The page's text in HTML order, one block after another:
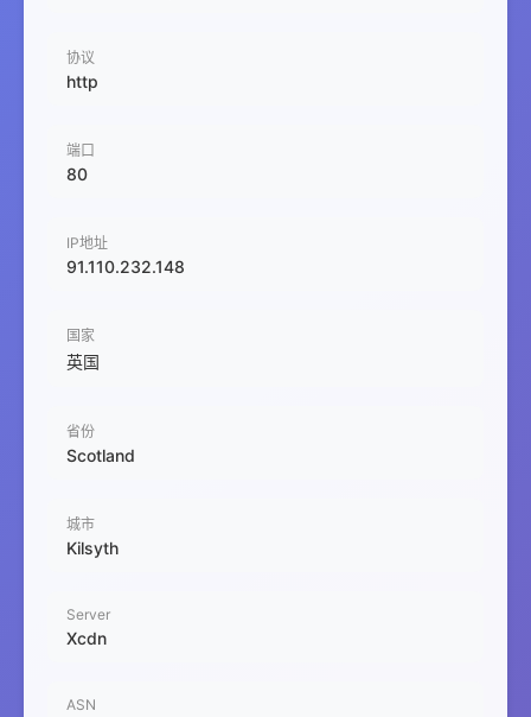
协议
http
端口
80
IP地址
91.110.232.148
国家
英国
省份
Scotland
城市
Kilsyth
Server
Xcdn
ASN